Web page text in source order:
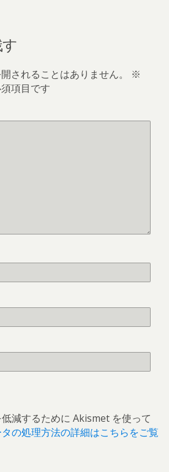
されることはありません。
※
項目です
減するために Akismet を使って
の処理方法の詳細はこちらをご覧